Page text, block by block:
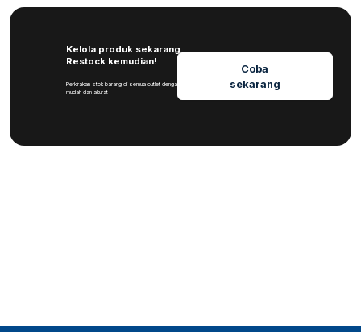
Kelola produk sekarang
Restock kemudian!
Perkirakan stok barang di semua outlet dengan
mudah dan akurat
Coba
sekarang